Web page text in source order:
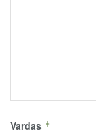
Vardas *